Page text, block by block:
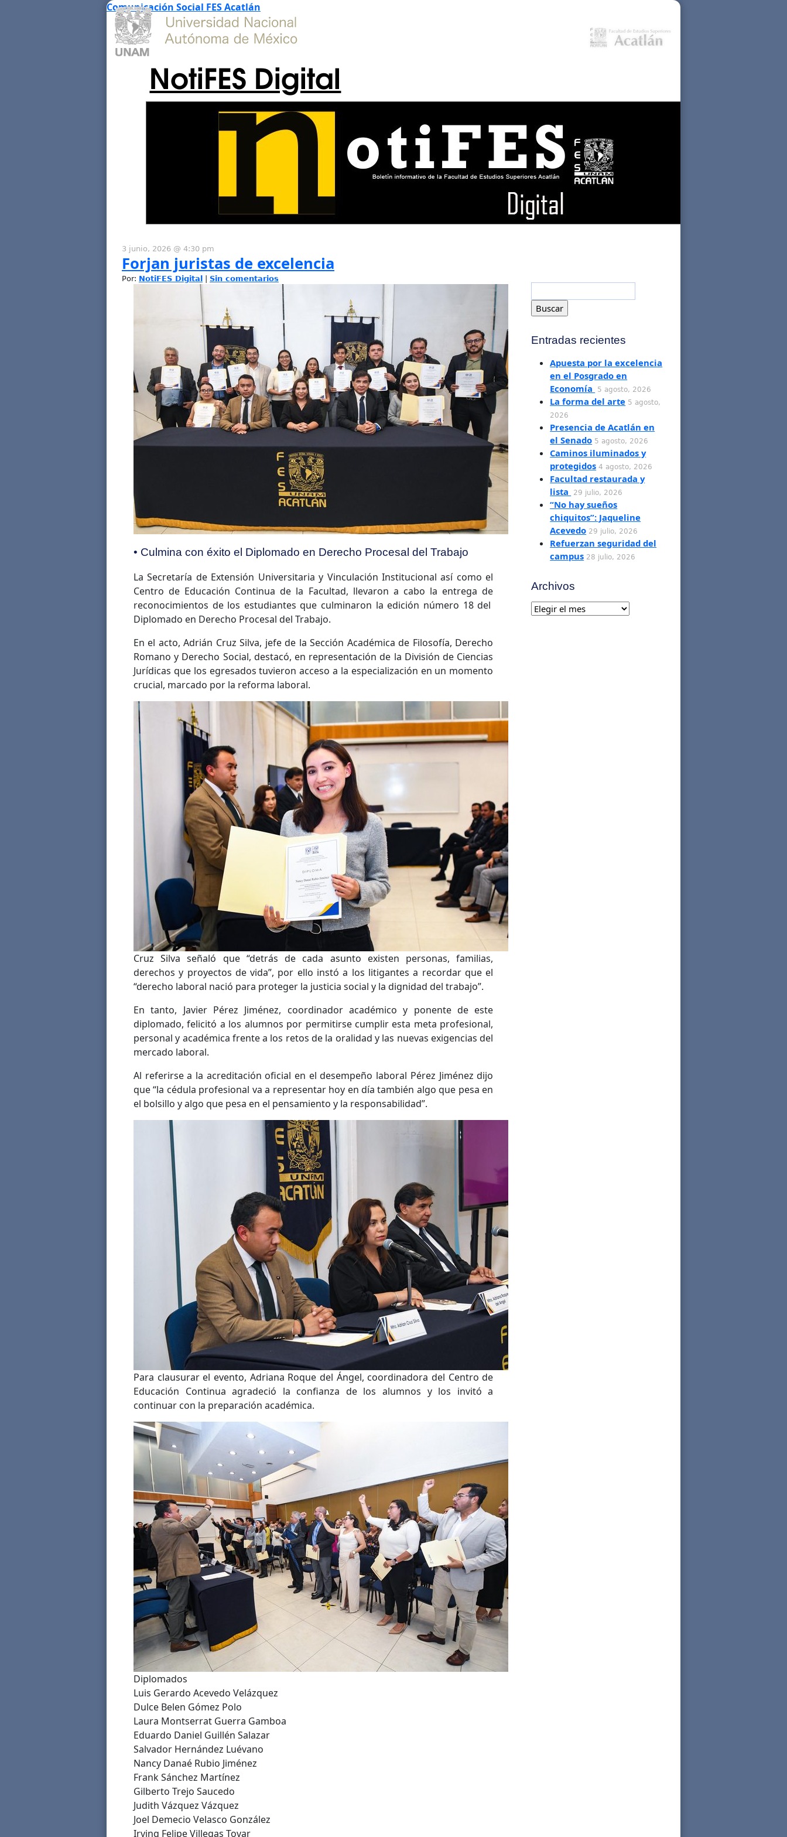
Comunicación Social FES Acatlán
NotiFES Digital
3 junio, 2026 @ 4:30 pm
Forjan juristas de excelencia
Por: NotiFES Digital Sin comentarios
• Culmina con éxito el Diplomado en Derecho Procesal del Trabajo
La Secretaría de Extensión Universitaria y Vinculación Institucional así como el
Centro de Educación Continua de la Facultad, llevaron a cabo la entrega de
reconocimientos de los estudiantes que culminaron la edición número 18 del
Diplomado en Derecho Procesal del Trabajo.
En el acto, Adrián Cruz Silva, jefe de la Sección Académica de Filosofía, Derecho
Romano y Derecho Social, destacó, en representación de la División de Ciencias
Jurídicas que los egresados tuvieron acceso a la especialización en un momento
crucial, marcado por la reforma laboral.
Cruz Silva señaló que “detrás de cada asunto existen personas, familias,
derechos y proyectos de vida”, por ello instó a los litigantes a recordar que el
“derecho laboral nació para proteger la justicia social y la dignidad del trabajo”.
En tanto, Javier Pérez Jiménez, coordinador académico y ponente de este
diplomado, felicitó a los alumnos por permitirse cumplir esta meta profesional,
personal y académica frente a los retos de la oralidad y las nuevas exigencias del
mercado laboral.
Al referirse a la acreditación oficial en el desempeño laboral Pérez Jiménez dijo
que “la cédula profesional va a representar hoy en día también algo que pesa en
el bolsillo y algo que pesa en el pensamiento y la responsabilidad”.
Para clausurar el evento, Adriana Roque del Ángel, coordinadora del Centro de
Educación Continua agradeció la confianza de los alumnos y los invitó a
continuar con la preparación académica.
Diplomados
Luis Gerardo Acevedo Velázquez
Dulce Belen Gómez Polo
Laura Montserrat Guerra Gamboa
Eduardo Daniel Guillén Salazar
Salvador Hernández Luévano
Nancy Danaé Rubio Jiménez
Frank Sánchez Martínez
Gilberto Trejo Saucedo
Judith Vázquez Vázquez
Joel Demecio Velasco González
Irving Felipe Villegas Tovar
Entradas recientes
Apuesta por la excelencia
en el Posgrado en
Economía
5 agosto, 2026
La forma del arte 5 agosto,
2026
Presencia de Acatlán en
el Senado 5 agosto, 2026
Caminos iluminados y
protegidos 4 agosto, 2026
Facultad restaurada y
lista
29 julio, 2026
“No hay sueños
chiquitos”: Jaqueline
Acevedo 29 julio, 2026
Refuerzan seguridad del
campus 28 julio, 2026
Archivos
Archivos